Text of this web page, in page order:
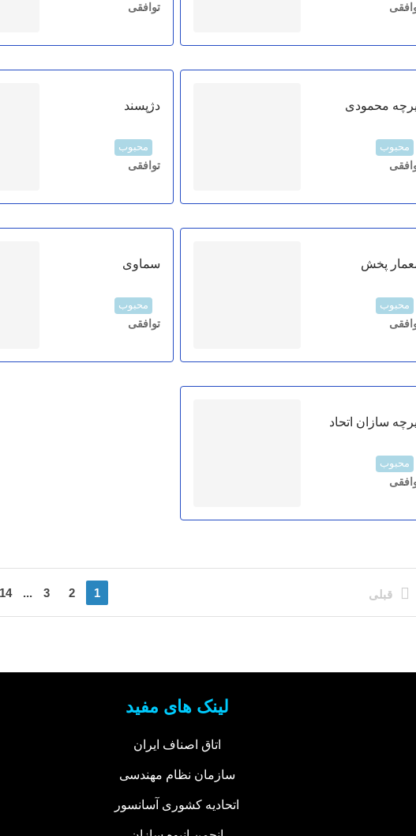
توافقی
محمودی
محبوب
دژپسند
محبوب
توافقی
پخش
محبوب
سماوی
محبوب
توافقی
سازان اتحاد
محبوب
قبلی 1
2
3
...
لینک های مفید
اتاق اصناف ایران
سازمان نظام مهندسی
اتحادیه کشوری آسانسور